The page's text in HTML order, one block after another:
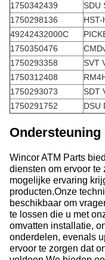
1750342439
SDU
1750298136
49242432000C
1750350476
1750293358
SVT
1750312408
1750293073
SDT
1750291752
DSU
Ondersteuning
Wincor ATM Parts
diensten om ervoor te
mogelijke ervaring
producten.Onze
beschikbaar om
te lossen die u met
omvatten installatie,
onderdelen, evenals
ervoor te zorgen dat